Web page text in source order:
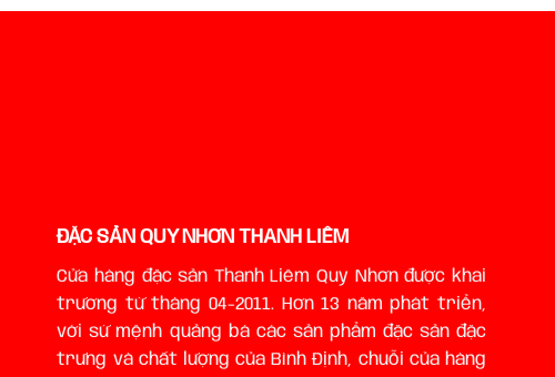
ĐẶC SẢN QUY NHƠN THANH LIÊM
Cửa hàng đặc sản Thanh Liêm Quy Nhơn được khai
trương từ tháng 04-2011. Hơn 13 năm phát triển,
với sứ mệnh quảng bá các sản phẩm đặc sản đặc
trưng và chất lượng của Bình Định, chuỗi của hàng